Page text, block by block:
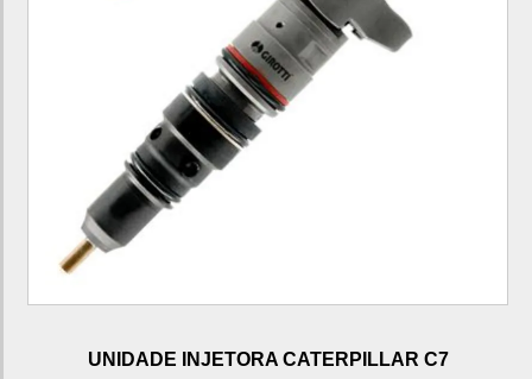
Fabricante de motor c6.4 para escavadeira
Motor c6.4 para escavadeira 320D
Bomba de alta pressão c6.6
Bomba de alta pressão c6.4
Bomba de alta pressão c4.4
Bomba de alta pressão c4.2
Bomba de alta pressão c7.1
UNIDADE INJETORA CATERPILLAR C7